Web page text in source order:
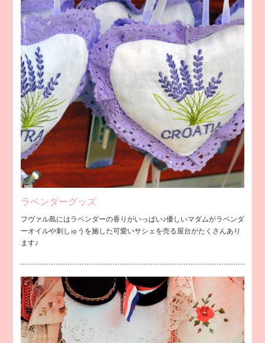
ラベンダーグッズ
フヴァル島にはラベンダーの香りがいっぱい♪優しいマダムがラベンダ
ーオイルや刺しゅうを施した可愛いサシェを売る屋台がたくさんあり
ます♪